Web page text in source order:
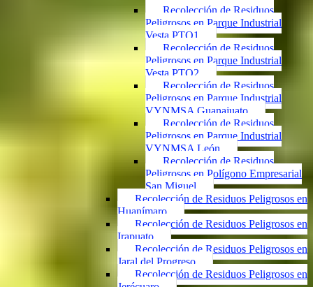
Recolección de Residuos
Peligrosos en Parque Industrial
Vesta PTO1
Recolección de Residuos
Peligrosos en Parque Industrial
Vesta PTO2
Recolección de Residuos
Peligrosos en Parque Industrial
VYNMSA Guanajuato
Recolección de Residuos
Peligrosos en Parque Industrial
VYNMSA León
Recolección de Residuos
Peligrosos en Polígono Empresarial
San Miguel
Recolección de Residuos Peligrosos en
Huanímaro
Recolección de Residuos Peligrosos en
Irapuato
Recolección de Residuos Peligrosos en
Jaral del Progreso
Recolección de Residuos Peligrosos en